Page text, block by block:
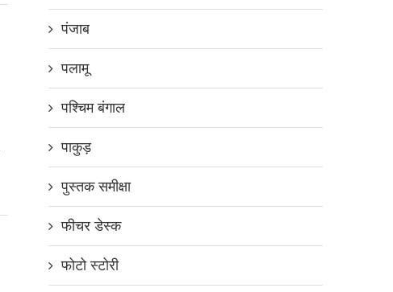
पंजाब
पलामू
पश्चिम बंगाल
पाकुड़
पुस्तक समीक्षा
फीचर डेस्क
फोटो स्टोरी